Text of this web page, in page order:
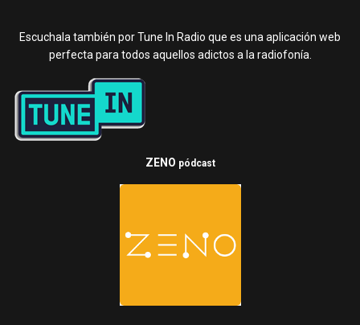
Escuchala también por Tune In Radio que es una aplicación web
perfecta para todos aquellos adictos a la radiofonía.
ZENO pódcast